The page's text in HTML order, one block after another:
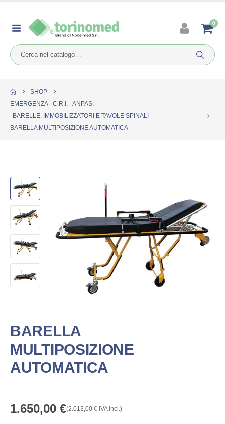
0
SHOP
EMERGENZA - C.R.I. - ANPAS,
BARELLE, IMMOBILIZZATORI E TAVOLE SPINALI
BARELLA MULTIPOSIZIONE AUTOMATICA
BARELLA
MULTIPOSIZIONE
AUTOMATICA
1.650,00 €(2.013,00 € IVA incl.)